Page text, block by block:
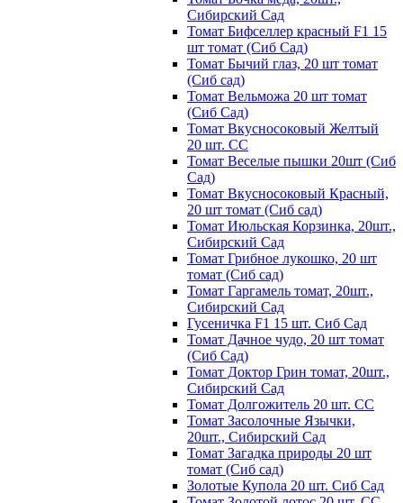
Сибирский Сад
Томат Бифселлер красный F1 15
шт томат (Сиб Сад)
Томат Бычий глаз, 20 шт томат
(Сиб сад)
Томат Вельможа 20 шт томат
(Сиб Сад)
Томат Вкусносоковый Желтый
20 шт. СС
Томат Веселые пышки 20шт (Сиб
Сад)
Томат Вкусносоковый Красный,
20 шт томат (Сиб сад)
Томат Июльская Корзинка, 20шт.,
Сибирский Сад
Томат Грибное лукошко, 20 шт
томат (Сиб сад)
Томат Гаргамель томат, 20шт.,
Сибирский Сад
Гусеничка F1 15 шт. Сиб Сад
Томат Дачное чудо, 20 шт томат
(Сиб Сад)
Томат Доктор Грин томат, 20шт.,
Сибирский Сад
Томат Долгожитель 20 шт. СС
Томат Засолочные Язычки,
20шт., Сибирский Сад
Томат Загадка природы 20 шт
томат (Сиб сад)
Золотые Купола 20 шт. Сиб Сад